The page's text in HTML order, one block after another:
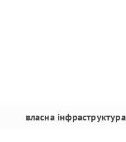
власна інфраструктура